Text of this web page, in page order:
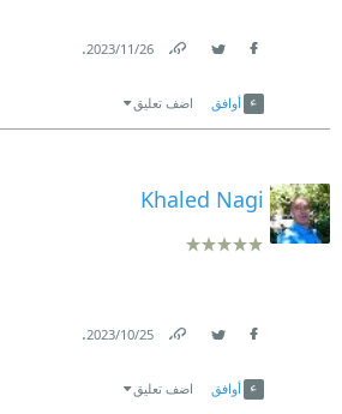
26‏/11‏/2023
.
أوافق اضف تعليق
Khaled Nagi
25‏/10‏/2023
.
أوافق اضف تعليق